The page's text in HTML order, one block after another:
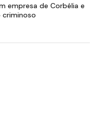
empresa de Corbélia e
criminoso